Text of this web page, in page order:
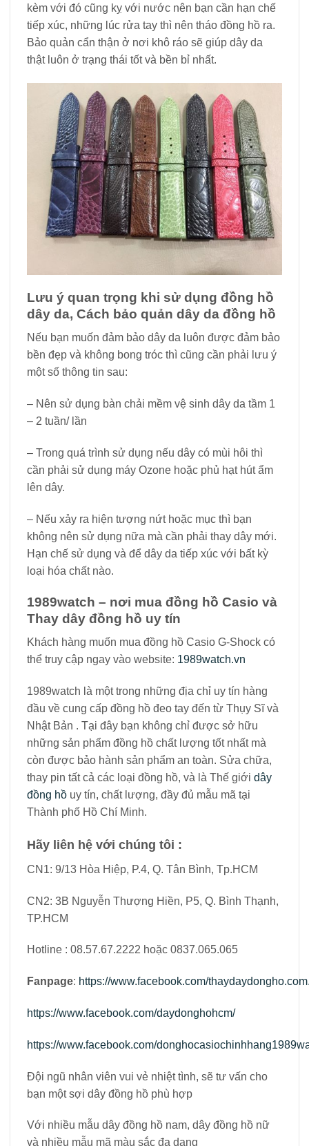
kèm với đó cũng kỵ với nước nên bạn cần hạn chế
tiếp xúc, những lúc rửa tay thì nên tháo đồng hồ ra.
Bảo quản cẩn thận ở nơi khô ráo sẽ giúp dây da
thật luôn ở trạng thái tốt và bền bỉ nhất.
Lưu ý quan trọng khi sử dụng đồng hồ
dây da, Cách bảo quản dây da đồng hồ
Nếu bạn muốn đảm bảo dây da luôn được đảm bảo
bền đẹp và không bong tróc thì cũng cần phải lưu ý
một số thông tin sau:
– Nên sử dụng bàn chải mềm vệ sinh dây da tầm 1
– 2 tuần/ lần
– Trong quá trình sử dụng nếu dây có mùi hôi thì
cần phải sử dụng máy Ozone hoặc phủ hạt hút ẩm
lên dây.
– Nếu xảy ra hiện tượng nứt hoặc mục thì bạn
không nên sử dụng nữa mà cần phải thay dây mới.
Hạn chế sử dụng và để dây da tiếp xúc với bất kỳ
loại hóa chất nào.
1989watch – nơi mua đồng hồ Casio và
Thay dây đồng hồ uy tín
Khách hàng muốn mua đồng hồ Casio G-Shock có
thể truy cập ngay vào website: 1989watch.vn
1989watch là một trong những địa chỉ uy tín hàng
đầu về cung cấp đồng hồ đeo tay đến từ Thụy Sĩ và
Nhật Bản . Tại đây bạn không chỉ được sở hữu
những sản phẩm đồng hồ chất lượng tốt nhất mà
còn được bảo hành sản phẩm an toàn. Sửa chữa,
thay pin tất cả các loại đồng hồ, và là Thế giới dây
đồng hồ uy tín, chất lượng, đầy đủ mẫu mã tại
Thành phố Hồ Chí Minh.
Hãy liên hệ với chúng tôi :
CN1: 9/13 Hòa Hiệp, P.4, Q. Tân Bình, Tp.HCM
CN2: 3B Nguyễn Thượng Hiền, P5, Q. Bình Thạnh,
TP.HCM
Hotline : 08.57.67.2222 hoặc 0837.065.065
Fanpage: https://www.facebook.com/
https://www.facebook.com/daydonghohcm/
https://www.facebook.com/
Đội ngũ nhân viên vui vẻ nhiệt tình, sẽ tư vấn cho
bạn một sợi dây đồng hồ phù hợp
Với nhiều mẫu dây đồng hồ nam, dây đồng hồ nữ
và nhiều mẫu mã màu sắc đa dạng